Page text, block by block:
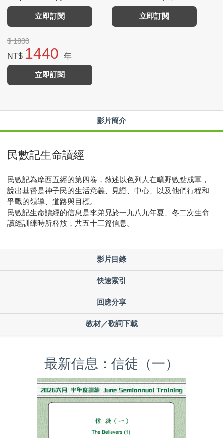
立即訂閱 立即訂閱
$ 1800
NT$ 1440 年
立即訂閱
影片簡介
民數記生命讀經
民數記為摩西五經的第四卷，敘述以色列人在曠野數點成軍，
說出基督是神子民的生活意義、見證、中心、以及他們行程和
爭戰的領導、道路與目標。
民數記生命讀經的信息是李弟兄於一九八九年夏、冬二次生命
讀經訓練時所釋放，共五十三篇信息。
影片目錄
快速索引
回應分享
教材／歌詞下載
最新信息：信徒（一）